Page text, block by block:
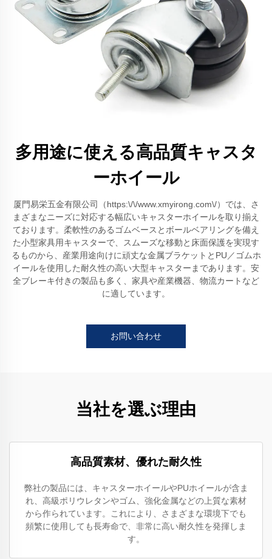
多用途に使える高品質キャスタ
ーホイール
厦門易栄五金有限公司（https:\/\/www.xmyirong.com\/）では、さ
まざまなニーズに対応する幅広いキャスターホイールを取り揃え
ております。柔軟性のあるゴムベースとボールベアリングを備え
た小型家具用キャスターで、スムーズな移動と床面保護を実現す
るものから、産業用途向けに頑丈な金属ブラケットとPU／ゴムホ
イールを使用した耐久性の高い大型キャスターまであります。安
全ブレーキ付きの製品も多く、家具や産業機器、物流カートなど
に適しています。
お問い合わせ
当社を選ぶ理由
高品質素材、優れた耐久性
弊社の製品には、キャスターホイールやPUホイールが含ま
れ、高級ポリウレタンやゴム、強化金属などの上質な素材
から作られています。これにより、さまざまな環境下でも
頻繁に使用しても長寿命で、非常に高い耐久性を発揮しま
す。